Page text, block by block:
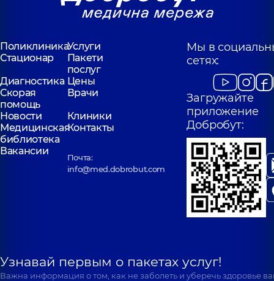
ПоликлиникаУслуги
Стационар
Пакети
послуг
Диагностика Цены
Скорая
помощь
Врачи
Новости
Клиники
Медицинская
библиотека
Контакты
Вакансии
Почта:
info@med.dobrobut.com
Мы в
сетях:
Загружайте
приложение
Добробут:
Узнавай первым о пакетах услуг!
Важна информация о том, как не заболеть и уберечь здоровье